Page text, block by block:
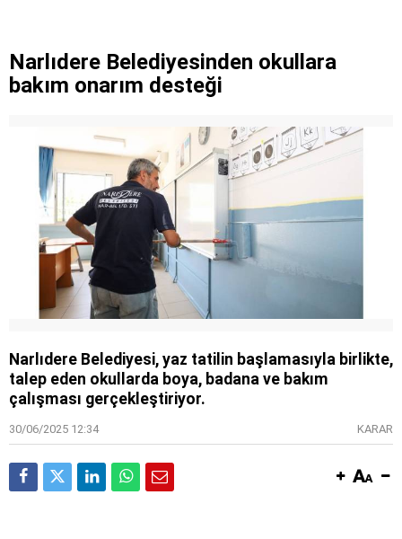
Narlıdere Belediyesinden okullara
bakım onarım desteği
Narlıdere Belediyesi, yaz tatilin başlamasıyla birlikte,
talep eden okullarda boya, badana ve bakım
çalışması gerçekleştiriyor.
30/06/2025 12:34 KARAR